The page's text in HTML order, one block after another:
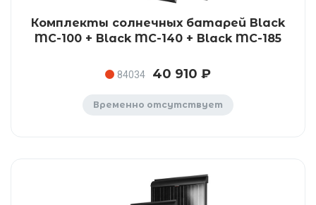
Комплекты солнечных батарей Black
MC-100 + Black MC-140 + Black MC-185
84034 40 910 ₽
Временно отсутствует